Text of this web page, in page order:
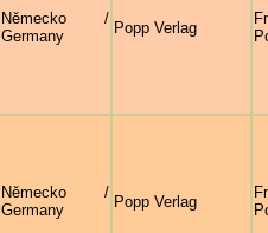
Německo /
Germany
Popp Verlag
Německo /
Germany
Popp Verlag